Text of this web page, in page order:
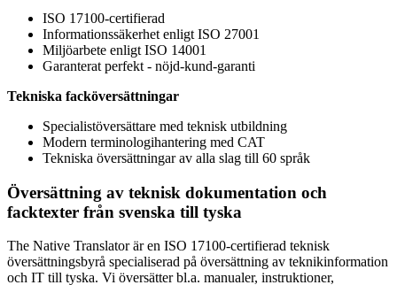
ISO 17100-certifierad
Informationssäkerhet enligt ISO 27001
Miljöarbete enligt ISO 14001
Garanterat perfekt - nöjd-kund-garanti
Tekniska facköversättningar
Specialistöversättare med teknisk utbildning
Modern terminologihantering med CAT
Tekniska översättningar av alla slag till 60 språk
Översättning av teknisk dokumentation och
facktexter från svenska till tyska
The Native Translator är en ISO 17100-certifierad teknisk
översättningsbyrå specialiserad på översättning av teknikinformation
och IT till tyska. Vi översätter bl.a. manualer, instruktioner,